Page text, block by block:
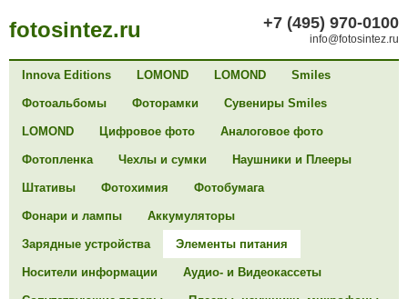
fotosintez.ru +7 (495) 970-0100
info@fotosintez.ru
Innova Editions LOMOND LOMOND Smiles
Фотоальбомы Фоторамки Сувениры Smiles
LOMOND Цифровое фото Аналоговое фото
Фотопленка Чехлы и сумки Наушники и Плееры
Штативы Фотохимия Фотобумага
Фонари и лампы Аккумуляторы
Зарядные устройства Элементы питания
Носители информации Аудио- и Видеокассеты